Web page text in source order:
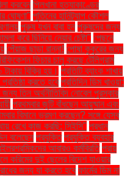
করবেন পিলখানা হত্যাকাণ্ডের
ঘোষণা" পুতিনের হানিট্র্যাপ কৌশল
পুরুষ যখন বাবা হন পুরুষদের জন্য
করে ছিনিয়ে নেয়ার চেষ্টা" পেছনে
পেঁয়াজ ছাড়া রান্না! পোষা কুকুরের জন্য
ফিচার চালু করছে টেলিগ্রাম
বিক্রি হয়। প্রতিটি ব্যাংক শাখায়
করতে হবে প্রতিদিন ডিম খাওয়া:
জন্য তিন অর্থনীতিবিদ নোবেল পুরস্কার
প্রথমবার জুটি বাঁধছেন আয়ুষ্মান এবং
বিমানে ভ্রমণ করছেন? সঙ্গে যেসব
রেখে কাজ করছি: সিইসি" প্রধান
বলেছেন প্রযুক্তি প্রযুক্তি ব্যবহার
আবারও কর্মবিরতি প্রায়
করিমের দুই ছেলের বিদেশ যাওয়ার
জন্য যা করতে হবে ফার্মের ডিম না